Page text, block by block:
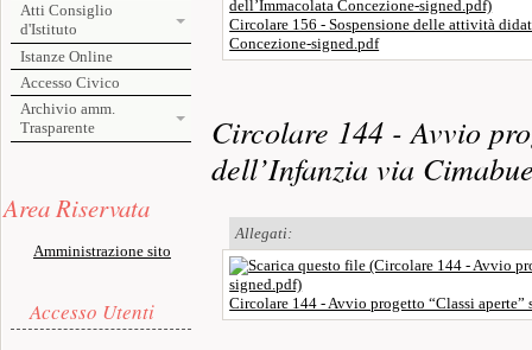
Atti Consiglio
d'Istituto
Istanze Online
Accesso Civico
Archivio amm.
Trasparente
Risorse aggiuntive (colonna di sinistra)
Area Riservata
Amministrazione sito
Accesso utente
Accesso Utenti
Circolare 156 - Sospensione delle attività
Concezione-signed.pdf
Circolare 144 - Avvio
dell’Infanzia via
Allegati:
Circolare 144 - Avvio progetto “Classi